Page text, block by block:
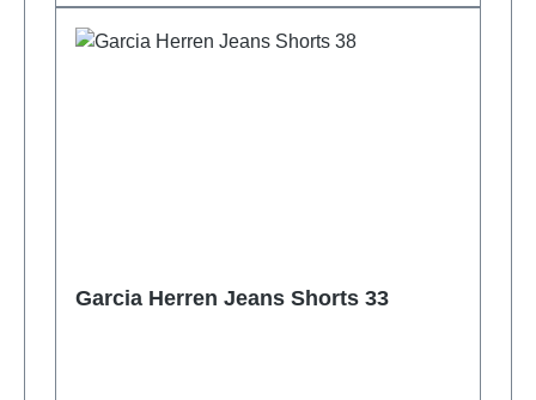
Garcia Herren Jeans Shorts 33